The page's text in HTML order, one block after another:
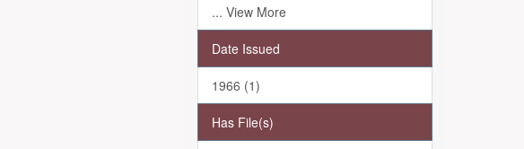
... View More
Date Issued
1966 (1)
Has File(s)